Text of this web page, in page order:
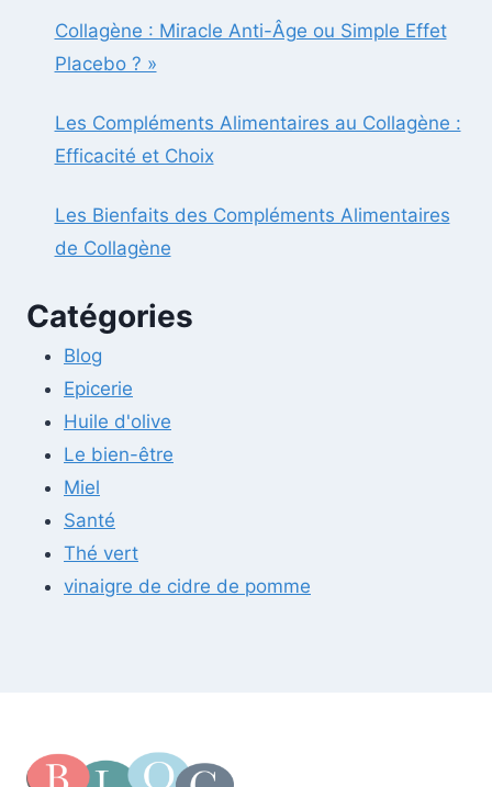
Collagène : Miracle Anti-Âge ou Simple Effet
Placebo ? »
Les Compléments Alimentaires au Collagène :
Efficacité et Choix
Les Bienfaits des Compléments Alimentaires
de Collagène
Catégories
Blog
Epicerie
Huile d'olive
Le bien-être
Miel
Santé
Thé vert
vinaigre de cidre de pomme